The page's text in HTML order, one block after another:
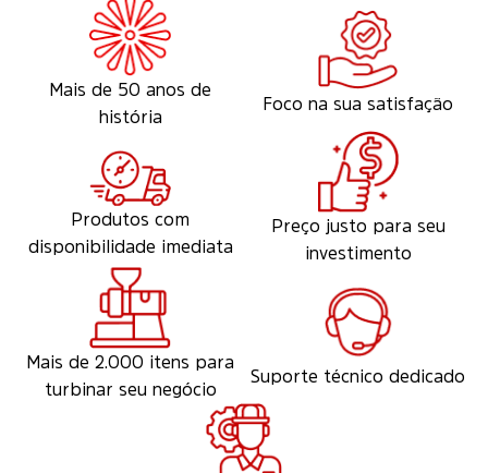
Mais de 50 anos de
história
Foco na sua satisfação
Produtos com
disponibilidade imediata
Preço justo para seu
investimento
Mais de 2.000 itens para
turbinar seu negócio
Suporte técnico dedicado